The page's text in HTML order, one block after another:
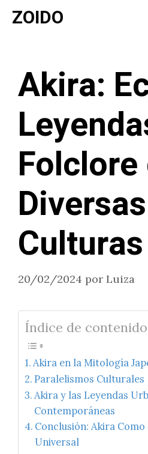
Saltar
ZOIDO
Akira:
Folclore
Diversas
Culturas
20/02/2024 por Luiza
Índice de
Akira en la Mitología
Paralelismos Culturales
Akira y las Leyendas
Contemporáneas
Conclusión: Akira
Universal